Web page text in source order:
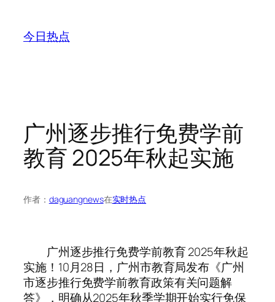
今日热点
广州逐步推行免费学前
教育 2025年秋起实施
作者： daguangnews在实时热点
广州逐步推行免费学前教育 2025年秋起
实施！10月28日，广州市教育局发布《广州
市逐步推行免费学前教育政策有关问题解
答》，明确从2025年秋季学期开始实行免保